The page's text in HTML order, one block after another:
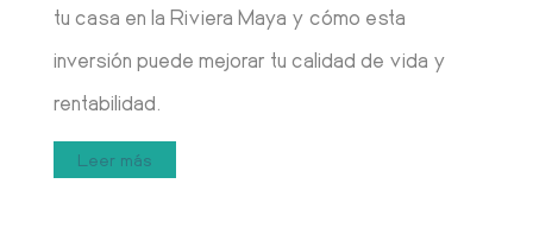
tu casa en la Riviera Maya y cómo esta
inversión puede mejorar tu calidad de vida y
rentabilidad.
Leer más